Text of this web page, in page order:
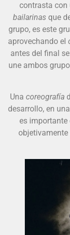
contrasta con
bailarinasque
grupo, es este
aprovechando el
antes del final
une ambos
Una coreografía
desarrollo, en
es importante